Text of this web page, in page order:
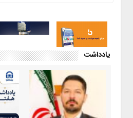
یادداشت